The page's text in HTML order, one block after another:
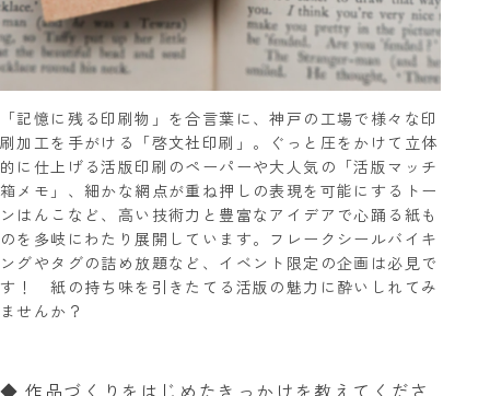
「記憶に残る印刷物」を合言葉に、神戸の工場で様々な印
刷加工を手がける「啓文社印刷」。ぐっと圧をかけて立体
的に仕上げる活版印刷のペーパーや大人気の「活版マッチ
箱メモ」、細かな網点が重ね押しの表現を可能にするトー
ンはんこなど、高い技術力と豊富なアイデアで心踊る紙も
のを多岐にわたり展開しています。フレークシールバイキ
ングやタグの詰め放題など、イベント限定の企画は必見で
す！ 紙の持ち味を引きたてる活版の魅力に酔いしれてみ
ませんか？
◆ 作品づくりをはじめたきっかけを教えてくださ